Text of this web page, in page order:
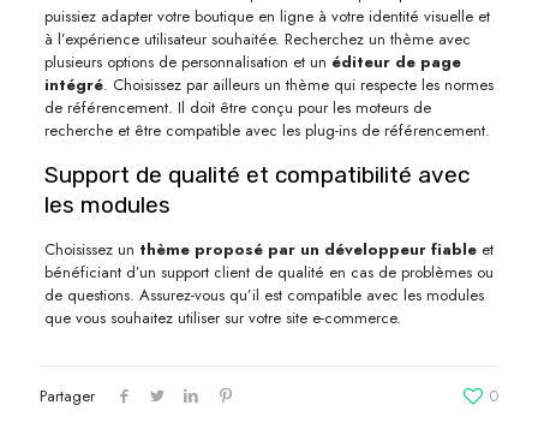
puissiez adapter votre boutique en ligne à votre identité visuelle et
à l’expérience utilisateur souhaitée. Recherchez un thème avec
plusieurs options de personnalisation et un éditeur de page
intégré. Choisissez par ailleurs un thème qui respecte les normes
de référencement. Il doit être conçu pour les moteurs de
recherche et être compatible avec les plug-ins de référencement.
Support de qualité et compatibilité avec
les modules
Choisissez un thème proposé par un développeur fiableet
bénéficiant d’un support client de qualité en cas de problèmes ou
de questions. Assurez-vous qu’il est compatible avec les modules
que vous souhaitez utiliser sur votre site e-commerce.
Partager 0